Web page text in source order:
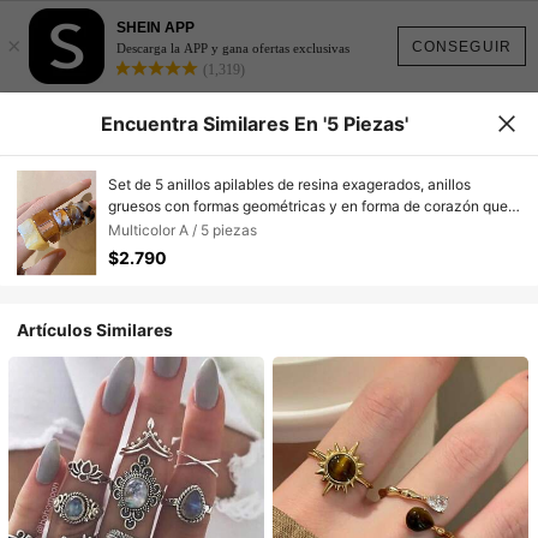
CONSEGUIR
×
SHEIN APP
Descarga la APP y gana ofertas exclusivas
(1,319)
Encuentra Similares En '5 Piezas'
Set de 5 anillos apilables de resina exagerados, anillos
gruesos con formas geométricas y en forma de corazón que
llaman la atención, joyería con estilo retro de dopamina para
mujeres
Multicolor A / 5 piezas
$2.790
Artículos Similares